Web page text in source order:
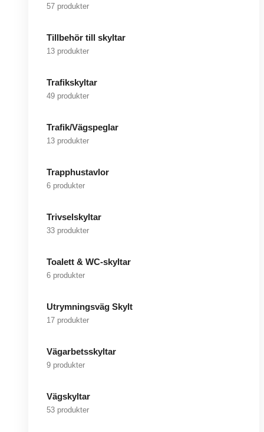
57 produkter
Tillbehör till skyltar
13 produkter
Trafikskyltar
49 produkter
Trafik/Vägspeglar
13 produkter
Trapphustavlor
6 produkter
Trivselskyltar
33 produkter
Toalett & WC-skyltar
6 produkter
Utrymningsväg Skylt
17 produkter
Vägarbetsskyltar
9 produkter
Vägskyltar
53 produkter